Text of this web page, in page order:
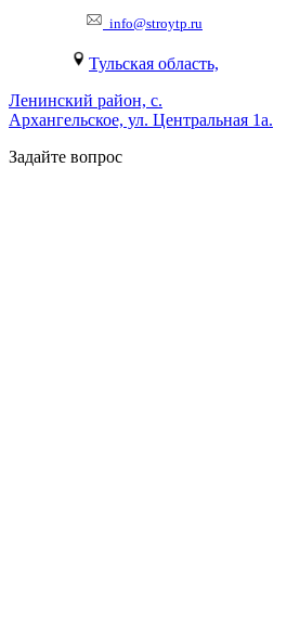
info@stroytp.ru
Тульская область,
Ленинский район, с.
Архангельское, ул. Центральная 1а.
Задайте вопрос